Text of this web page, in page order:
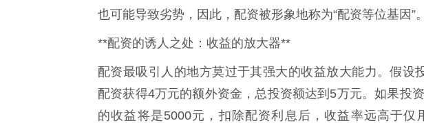
也可能导致劣势，因此，配资被形象地称为“配资等位基因”。
**配资的诱人之处：收益的放大器**
配资最吸引人的地方莫过于其强大的收益放大能力。假设
配资获得4万元的额外资金，总投资额达到5万元。如果投
的收益将是5000元，扣除配资利息后，收益率远高于仅